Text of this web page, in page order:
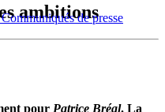
Communiqués de presse
ambitions
pour Patrice Bréal. La